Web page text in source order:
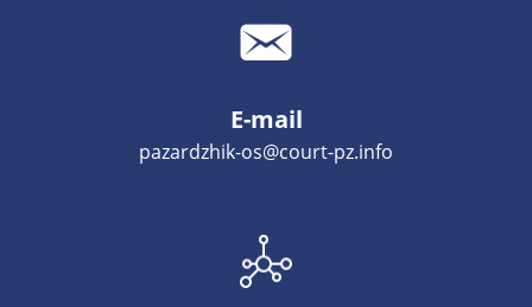
E-mail
pazardzhik-os@court-pz.info